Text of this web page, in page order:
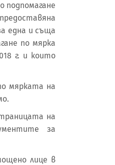
подпомагане
една и съща
по мярка
г. и които
мярката на
на
за
лице в